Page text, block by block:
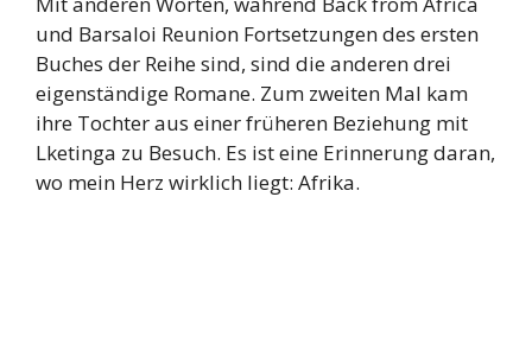
und Barsaloi Reunion Fortsetzungen des ersten
Buches der Reihe sind, sind die anderen drei
eigenständige Romane. Zum zweiten Mal kam
ihre Tochter aus einer früheren Beziehung mit
Lketinga zu Besuch. Es ist eine Erinnerung daran,
wo mein Herz wirklich liegt: Afrika.